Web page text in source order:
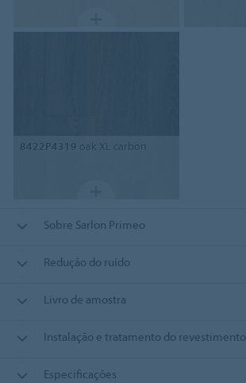
8422P4319 oak XL carbon
Sobre Sarlon Primeo
Redução do ruído
Livro de amostra
Instalação e tratamento do revestimento
Especificações